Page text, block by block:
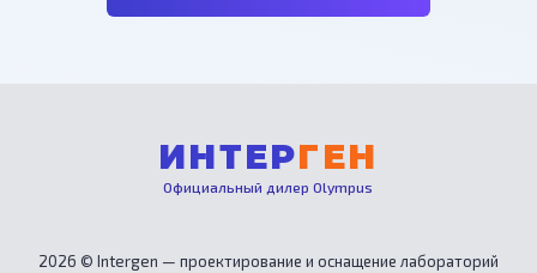
ИНТЕРГЕН
Официальный дилер Olympus
2026 © Intergen — проектирование и оснащение лабораторий